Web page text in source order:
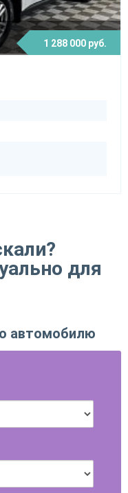
1 288 000 руб.
для
автомобилю